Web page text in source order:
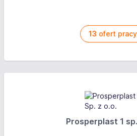
13 ofert pracy
Prosperplast 1